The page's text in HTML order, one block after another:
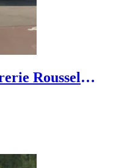
Roussel